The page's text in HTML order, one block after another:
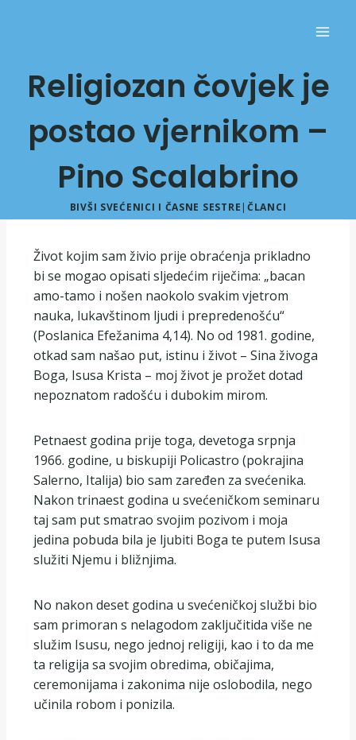
Religiozan čovjek je
postao vjernikom –
Pino Scalabrino
BIVŠI SVEĆENICI I ČASNE SESTRE | ČLANCI
Život kojim sam živio prije obraćenja prikladno
bi se mogao opisati sljedećim riječima: „bacan
amo-tamo i nošen naokolo svakim vjetrom
nauka, lukavštinom ljudi i prepredenošću“
(Poslanica Efežanima 4,14). No od 1981. godine,
otkad sam našao put, istinu i život – Sina živoga
Boga, Isusa Krista – moj život je prožet dotad
nepoznatom radošću i dubokim mirom.
Petnaest godina prije toga, devetoga srpnja
1966. godine, u biskupiji Policastro (pokrajina
Salerno, Italija) bio sam zaređen za svećenika.
Nakon trinaest godina u svećeničkom seminaru
taj sam put smatrao svojim pozivom i moja
jedina pobuda bila je ljubiti Boga te putem Isusa
služiti Njemu i bližnjima.
No nakon deset godina u svećeničkoj službi bio
sam primoran s nelagodom zaključitida više ne
služim Isusu, nego jednoj religiji, kao i to da me
ta religija sa svojim obredima, običajima,
ceremonijama i zakonima nije oslobodila, nego
učinila robom i ponizila.